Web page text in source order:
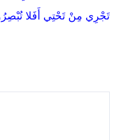
تَجْرِي مِنْ تَحْتِي أَفَلا